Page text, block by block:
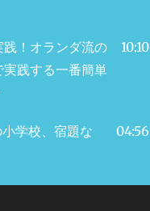
！オランダ流の
践する一番簡単
10:10
学校、宿題な
04:56